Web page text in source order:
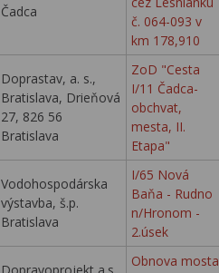
Čadca
č. 064-093 v
km 178,910
Doprastav, a. s.,
Bratislava, Drieňová
27, 826 56
Bratislava
ZoD "Cesta
I/11 Čadca-
obchvat,
mesta, II.
Etapa"
Vodohospodárska
výstavba, š.p.
Bratislava
I/65 Nová
Baňa - Rudno
n/Hronom -
2.úsek
Dopravoprojekt,a.s.
Obnova mosta